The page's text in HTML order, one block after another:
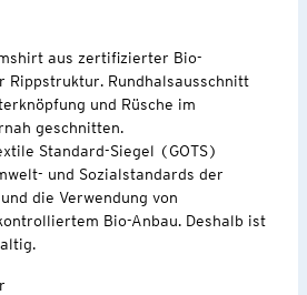
aus zertifizierter Bio-
Rippstruktur. Rundhalsausschnitt
und Rüsche im
geschnitten.
Standard-Siegel (GOTS)
und Sozialstandards der
die Verwendung von
Bio-Anbau. Deshalb ist